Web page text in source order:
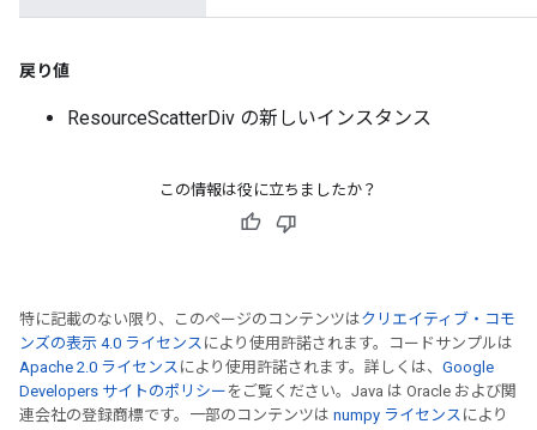
戻り値
ResourceScatterDiv の新しいインスタンス
この情報は役に立ちましたか？
特に記載のない限り、このページのコンテンツはクリエイティブ・コモ
ンズの表示 4.0 ライセンス により使用許諾されます。コードサンプルは
Apache 2.0 ライセンス により使用許諾されます。詳しくは、 Google
Developers サイトのポリシー をご覧ください。Java は Oracle および関
連会社の登録商標です。一部のコンテンツは numpy ライセンス により